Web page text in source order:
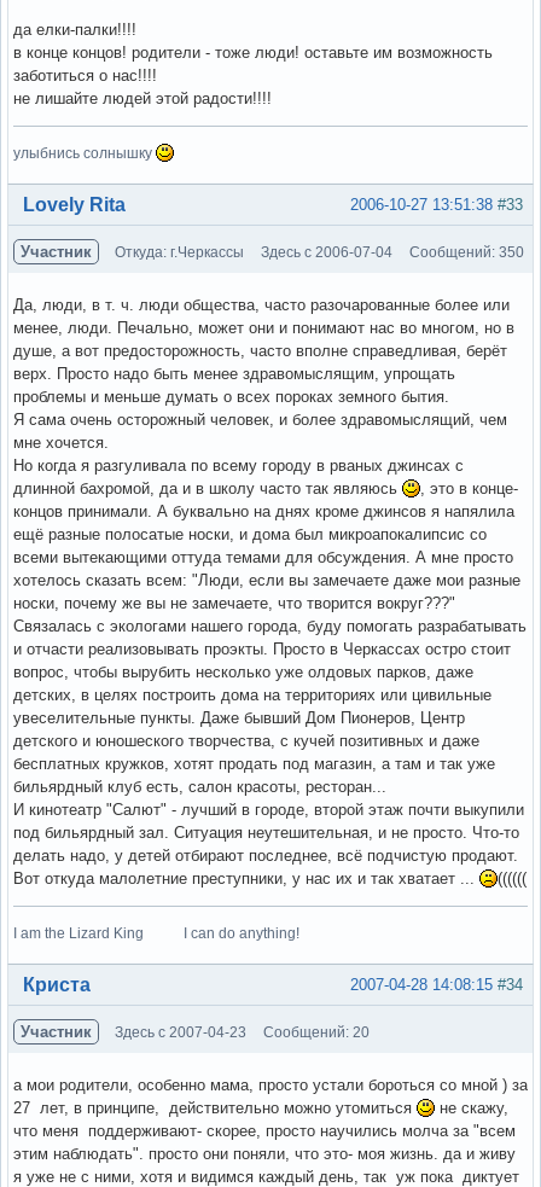
да елки-палки!!!!
в конце концов! родители - тоже люди! оставьте им возможность
заботиться о нас!!!!
не лишайте людей этой радости!!!!
улыбнись солнышку
Вне форума #33
2006-10-27 13:51:38
Lovely Rita
Участник Откуда: г.Черкассы Здесь с 2006-07-04 Сообщений: 350
Да, люди, в т. ч. люди общества, часто разочарованные более или
менее, люди. Печально, может они и понимают нас во многом, но в
душе, а вот предосторожность, часто вполне справедливая, берёт
верх. Просто надо быть менее здравомыслящим, упрощать
проблемы и меньше думать о всех пороках земного бытия.
Я сама очень осторожный человек, и более здравомыслящий, чем
мне хочется.
Но когда я разгуливала по всему городу в рваных джинсах с
длинной бахромой, да и в школу часто так являюсь
, это в конце-
концов принимали. А буквально на днях кроме джинсов я напялила
ещё разные полосатые носки, и дома был микроапокалипсис со
всеми вытекающими оттуда темами для обсуждения. А мне просто
хотелось сказать всем: "Люди, если вы замечаете даже мои разные
носки, почему же вы не замечаете, что творится вокруг???"
Связалась с экологами нашего города, буду помогать разрабатывать
и отчасти реализовывать проэкты. Просто в Черкассах остро стоит
вопрос, чтобы вырубить несколько уже олдовых парков, даже
детских, в целях построить дома на территориях или цивильные
увеселительные пункты. Даже бывший Дом Пионеров, Центр
детского и юношеского творчества, с кучей позитивных и даже
бесплатных кружков, хотят продать под магазин, а там и так уже
бильярдный клуб есть, салон красоты, ресторан...
И кинотеатр "Салют" - лучший в городе, второй этаж почти выкупили
под бильярдный зал. Ситуация неутешительная, и не просто. Что-то
делать надо, у детей отбирают последнее, всё подчистую продают.
Вот откуда малолетние преступники, у нас их и так хватает ...
((((((
I am the Lizard King I can do anything!
Вне форума #34
2007-04-28 14:08:15
Криста
Участник Здесь с 2007-04-23 Сообщений: 20
а мои родители, особенно мама, просто устали бороться со мной ) за
27 лет, в принципе, действительно можно утомиться
не скажу,
что меня поддерживают- скорее, просто научились молча за "всем
этим наблюдать". просто они поняли, что это- моя жизнь. да и живу
я уже не с ними, хотя и видимся каждый день, так уж пока диктует